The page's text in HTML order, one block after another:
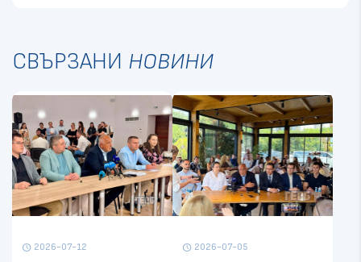
СВЪРЗАНИ НОВИНИ
schedule 2026-07-12 schedule 2026-07-05